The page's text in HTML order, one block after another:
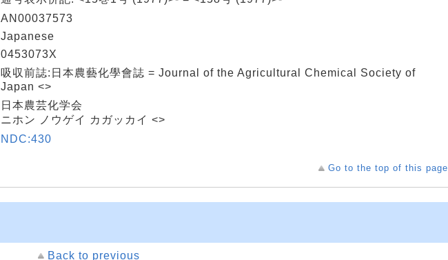
AN00037573
Japanese
0453073X
吸収前誌:日本農藝化學會誌 = Journal of the Agricultural Chemical Society of
Japan <>
日本農芸化学会
ニホン ノウゲイ カガッカイ <>
NDC:430
Go to the top of this page
Back to previous